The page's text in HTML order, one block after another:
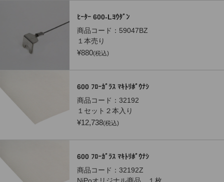
ﾋｰﾀｰ 600-Lﾖｳﾀﾞﾝ
商品コード： 59047BZ
１本売り
¥880(税込)
600 ﾌﾛｰｶﾞﾗｽ ﾏｷﾄﾘﾎﾞｳﾅｼ
商品コード： 32192
１セット２本入り
¥12,738(税込)
600 ﾌﾛｰｶﾞﾗｽ ﾏｷﾄﾘﾎﾞｳﾅｼ
商品コード： 32192Z